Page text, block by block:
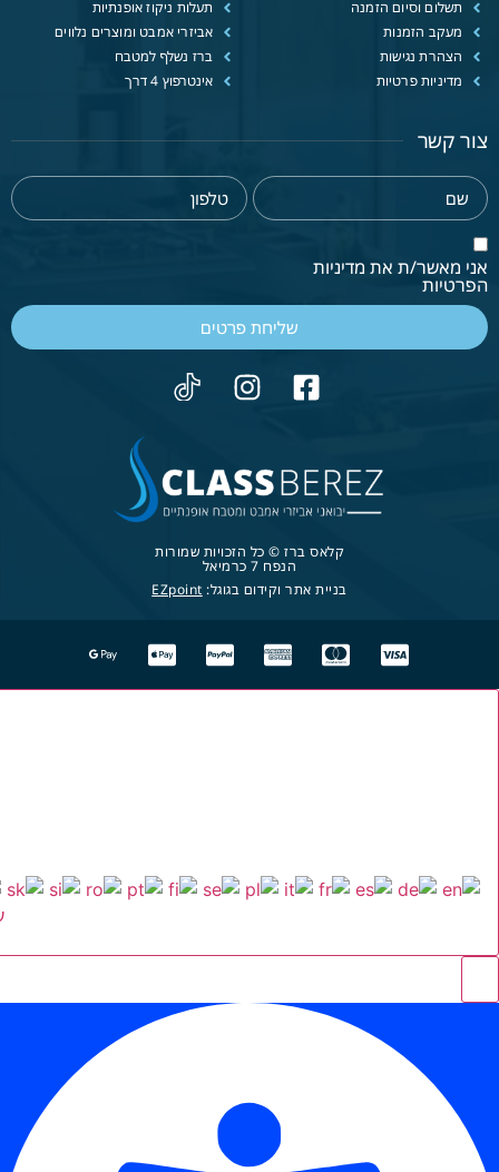
תשלום וסיום הזמנה
מעקב הזמנות
הצהרת נגישות
מדיניות פרטיות
תעלות ניקוז אופנתיות
אביזרי אמבט ומוצרים נלווים
ברז נשלף למטבח
אינטרפוץ 4 דרך
צור קשר
אני מאשר/ת את מדיניות
הפרטיות
שליחת פרטים
קלאס ברז © כל הזכויות שמורות
הנפח 7 כרמיאל
בניית אתר וקידום בגוגל: EZpoint